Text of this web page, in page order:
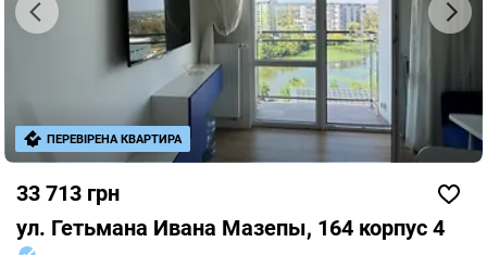
33 713 грн
ул. Гетьмана Ивана Мазепы, 164 корпус 4
ПЕРЕВІРЕНА КВАРТИРА